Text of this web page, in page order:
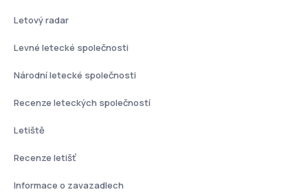
Letový radar
Levné letecké společnosti
Národní letecké společnosti
Recenze leteckých společností
Letiště
Recenze letišť
Informace o zavazadlech